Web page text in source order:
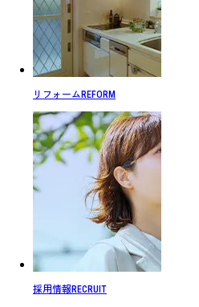
リフォーム REFORM
採用情報 RECRUIT